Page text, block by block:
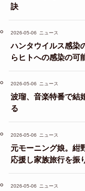
訣
2026-05-06 ニュース
ハンタウイルス感染
らヒトへの感染の可
2026-05-06 ニュース
波瑠、音楽特番で結
る
2026-05-06 ニュース
元モーニング娘。紺
応援し家族旅行を振
2026-05-06 ニュース